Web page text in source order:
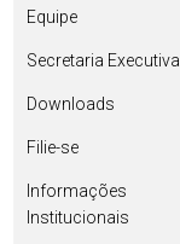
Equipe
Secretaria Executiva
Downloads
Filie-se
Informações
Institucionais